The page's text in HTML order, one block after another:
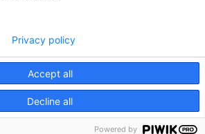
Desenvolupat per
Accept all
Decline all
Privacy policy
Powered by